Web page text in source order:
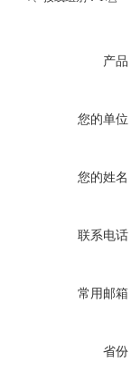
产品
您的单位
您的姓名
联系电话
常用邮箱
省份